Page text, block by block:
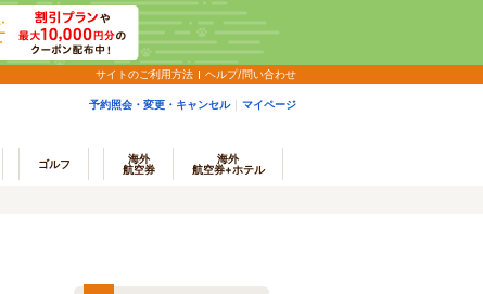
サイトのご利用方法 ヘルプ/問い合わせ
予約照会・変更・キャンセル マイページ
ゴルフ
海外
航空券
海外
航空券+ホテル